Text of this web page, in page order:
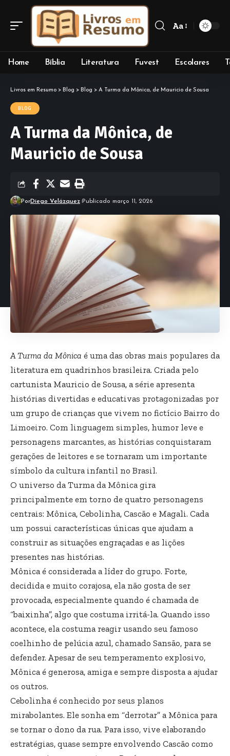
Font
Aa
Home Bíblia Literatura Fuvest Escolares
Livros em Resumo > Blog > Blog > A Turma da Mônica, de Mauricio de Sousa
BLOG
A Turma da Mônica, de
Mauricio de Sousa
PorDiego Velázquez Publicado março 11, 2026
A Turma da Mônica é uma das obras mais populares da
literatura em quadrinhos brasileira. Criada pelo
cartunista Mauricio de Sousa, a série apresenta
histórias divertidas e educativas protagonizadas por
um grupo de crianças que vivem no fictício Bairro do
Limoeiro. Com linguagem simples, humor leve e
personagens marcantes, as histórias conquistaram
gerações de leitores e se tornaram um importante
símbolo da cultura infantil no Brasil.
O universo da Turma da Mônica gira
principalmente em torno de quatro personagens
centrais: Mônica, Cebolinha, Cascão e Magali. Cada
um possui características únicas que ajudam a
construir as situações engraçadas e as lições
presentes nas histórias.
Mônica é considerada a líder do grupo. Forte,
decidida e muito corajosa, ela não gosta de ser
provocada, especialmente quando é chamada de
“baixinha”, algo que costuma irritá-la. Quando isso
acontece, ela costuma reagir usando seu famoso
coelhinho de pelúcia azul, chamado Sansão, para se
defender. Apesar de seu temperamento explosivo,
Mônica é generosa, amiga e sempre disposta a ajudar
os outros.
Cebolinha é conhecido por seus planos
mirabolantes. Ele sonha em “derrotar” a Mônica para
se tornar o dono da rua. Para isso, vive elaborando
estratégias, quase sempre envolvendo Cascão como